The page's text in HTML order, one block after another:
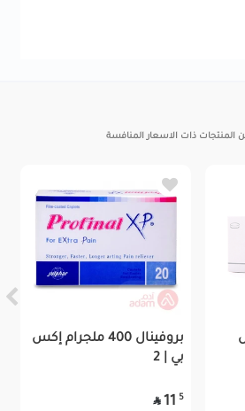
المنتجات ذات الاسعار المنافسة
بروفينال 400 ملجرام إكس
بي | 2
5
11
